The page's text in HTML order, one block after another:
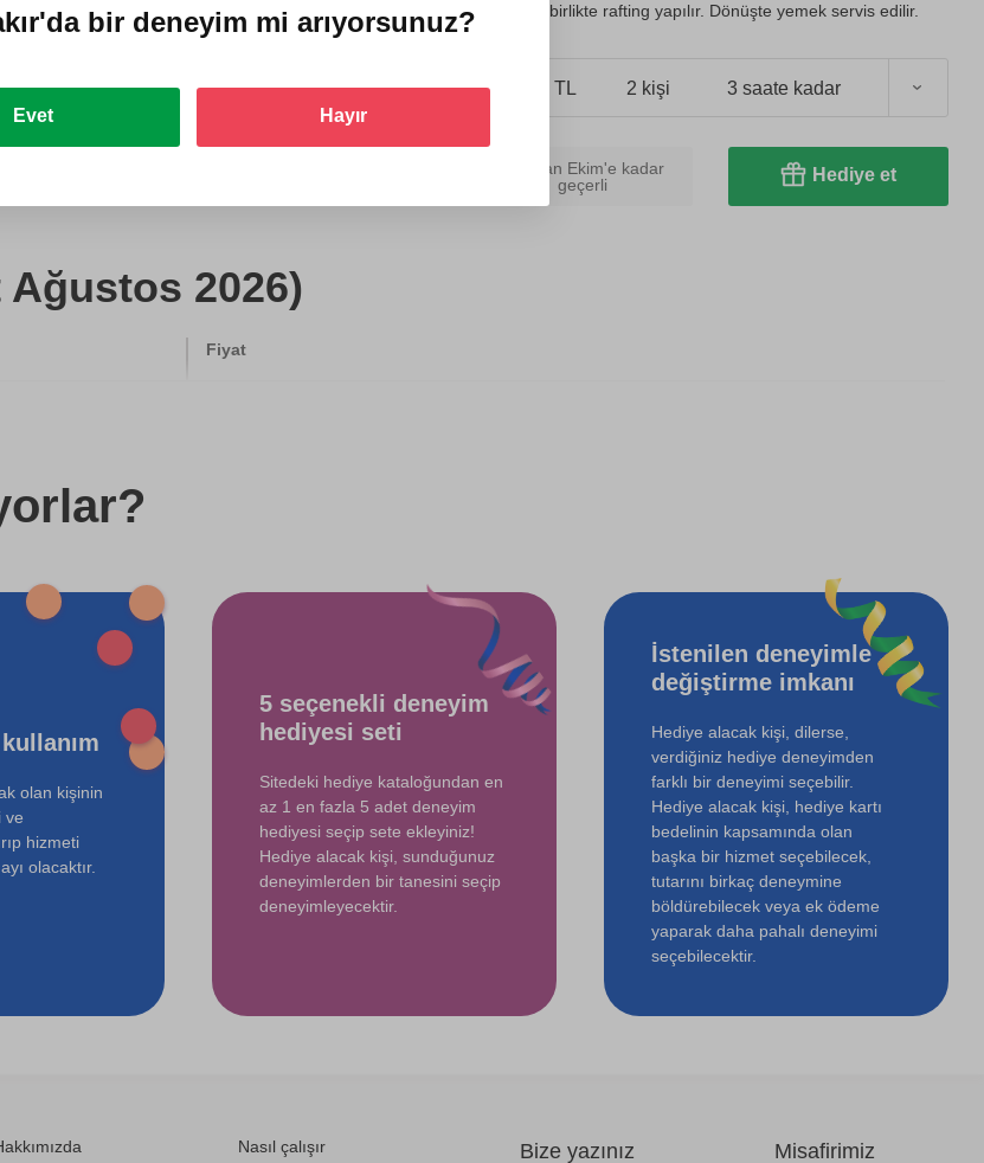
kadar dersleri izleyebilir. Tarihi eserler de incelenir.
1 kişi 4 videolu eğitim (toplam 9 saat)
rehber ile birlikte rafting yapılır. Dönüşte yemek servis edilir.
3000 TL 2 kişi 3 saate kadar
Mart'tan Ekim'e kadar
geçerli
Hediye et
Ağustos 2026)
Fiyat
750 TL
3000 TL
olan kişinin
ve
hizmeti
olacaktır.
5 seçenekli deneyim
hediyesi seti
Sitedeki hediye kataloğundan en
az 1 en fazla 5 adet deneyim
hediyesi seçip sete ekleyiniz!
Hediye alacak kişi, sunduğunuz
deneyimlerden bir tanesini seçip
deneyimleyecektir.
İstenilen deneyimle
değiştirme imkanı
Hediye alacak kişi, dilerse,
verdiğiniz hediye deneyimden
farklı bir deneyimi seçebilir.
Hediye alacak kişi, hediye kartı
bedelinin kapsamında olan
başka bir hizmet seçebilecek,
tutarını birkaç deneymine
böldürebilecek veya ek ödeme
yaparak daha pahalı deneyimi
seçebilecektir.
Nasıl çalışır Bize yazınız Misafirimiz
bir deneyim mi arıyorsunuz?
Evet Hayır